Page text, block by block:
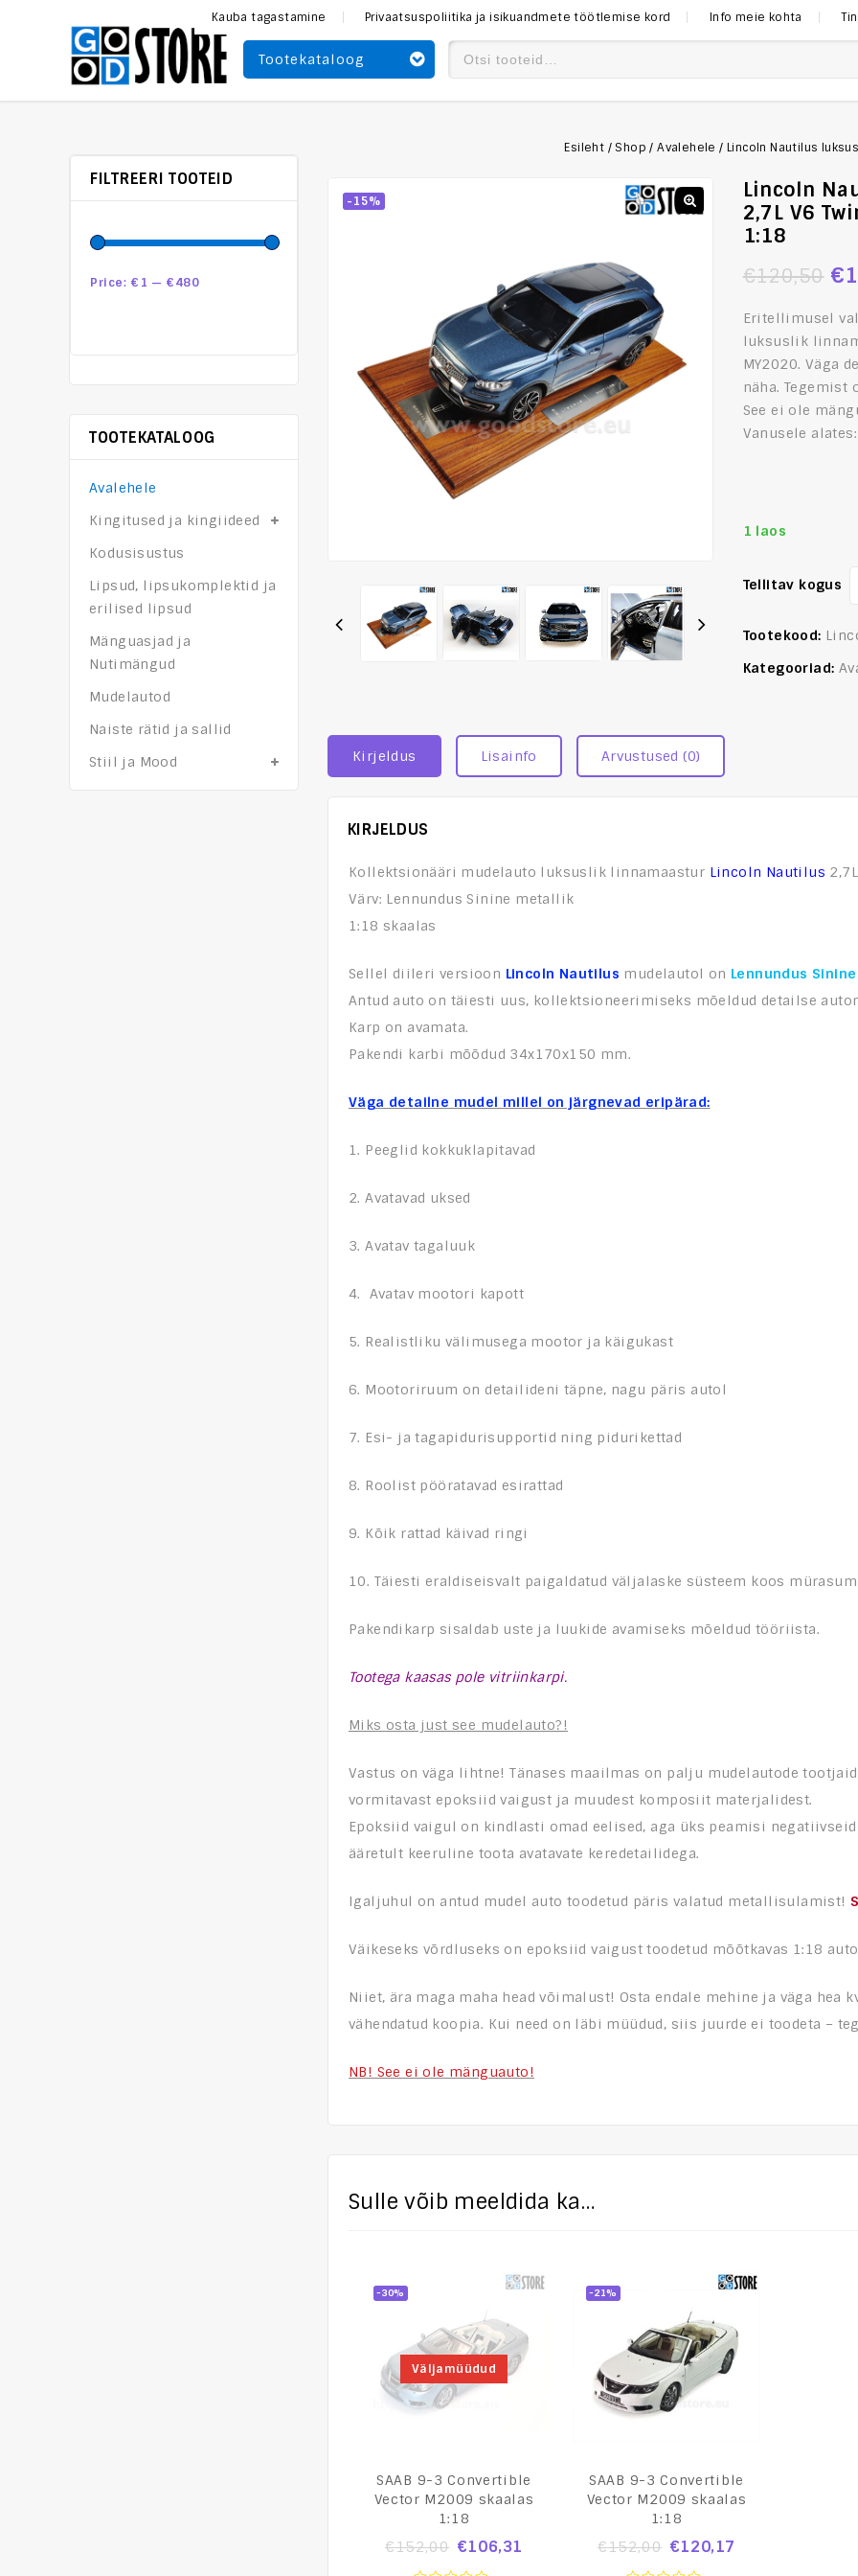
Kauba tagastamine Privaatsuspoliitika ja isikuandmete töötlemise kord Info meie kohta
Tootekataloog
Esileht / Shop /Avalehele / Lincoln Nautilus
-15%
Lincoln
2,7L V6
1:18
€120,50 €
Eritellimusel
luksuslik
MY2020. Väga
näha. Tegemist
See ei ole
Vanusele
1 laos
Tellitav kogus
Tootekood:
Kategooriad:
Kirjeldus Lisainfo Arvustused (0)
KIRJELDUS
Kollektsionääri mudelauto luksuslik linnamaastur Lincoln Nautilus
Värv: Lennundus Sinine metallik
1:18 skaalas
Sellel diileri versioon Lincoln Nautilus mudelautol on Lennundus
Antud auto on täiesti uus, kollektsioneerimiseks mõeldud detailse
Karp on avamata.
Pakendi karbi mõõdud 34x170x150 mm.
Väga detailne mudel millel on järgnevad eripärad:
1. Peeglid kokkuklapitavad
2. Avatavad uksed
3. Avatav tagaluuk
4. Avatav mootori kapott
5. Realistliku välimusega mootor ja käigukast
6. Mootoriruum on detailideni täpne, nagu päris autol
7. Esi- ja tagapidurisupportid ning pidurikettad
8. Roolist pööratavad esirattad
9. Kõik rattad käivad ringi
10. Täiesti eraldiseisvalt paigaldatud väljalaske süsteem koos
Pakendikarp sisaldab uste ja luukide avamiseks mõeldud tööriista.
Tootega kaasas pole vitriinkarpi.
Miks osta just see mudelauto?!
Vastus on väga lihtne! Tänases maailmas on palju mudelautode
vormitavast epoksiid vaigust ja muudest komposiit materjalidest.
Epoksiid vaigul on kindlasti omad eelised, aga üks peamisi
ääretult keeruline toota avatavate keredetailidega.
Igaljuhul on antud mudel auto toodetud päris valatud metallisulamist!
Väikeseks võrdluseks on epoksiid vaigust toodetud mõõtkavas 1:18
Niiet, ära maga maha head võimalust! Osta endale mehine ja väga hea
vähendatud koopia. Kui need on läbi müüdud, siis juurde ei toodeta –
NB! See ei ole mänguauto!
Sulle võib meeldida ka…
Väljamüüdud
-30%
SAAB 9-3 Convertible
Vector M2009 skaalas
1:18
€152,00 €106,31
-21%
SAAB 9-3 Convertible
Vector M2009 skaalas
1:18
€152,00 €120,17
FILTREERI TOOTEID
Price: €1 — €480
TOOTEKATALOOG
Avalehele
Kingitused ja kingiideed
Kodusisustus
Lipsud, lipsukomplektid ja
erilised lipsud
Mänguasjad ja
Nutimängud
Mudelautod
Naiste rätid ja sallid
Stiil ja Mood